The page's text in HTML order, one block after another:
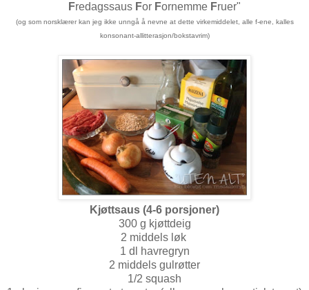
Fredagssaus For Fornemme Fruer"
(og som norsklærer kan jeg ikke unngå å nevne at dette virkemiddelet, alle f-ene, kalles
konsonant-allitterasjon/bokstavrim)
Kjøttsaus (4-6 porsjoner)
300 g kjøttdeig
2 middels løk
1 dl havregryn
2 middels gulrøtter
1/2 squash